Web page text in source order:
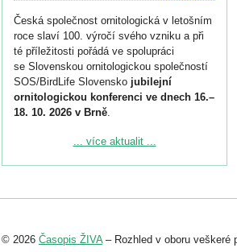
Česká společnost ornitologická v letošním
roce slaví 100. výročí svého vzniku a při
té příležitosti pořádá ve spolupráci
se Slovenskou ornitologickou společností
SOS/BirdLife Slovensko jubilejní
ornitologickou konferenci ve dnech 16.–
18. 10. 2026 v Brně.
Podrobnější informace ke konferenci
Registrovat se můžete do 6. září.
abstraktu přihlášené přednášky nebo
... více aktualit ...
© 2026 Časopis ŽIVA– Rozhled v oboru veškeré